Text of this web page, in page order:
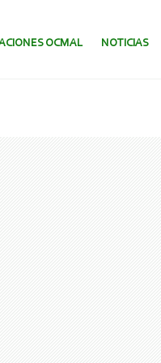
OCMAL NOTICIAS